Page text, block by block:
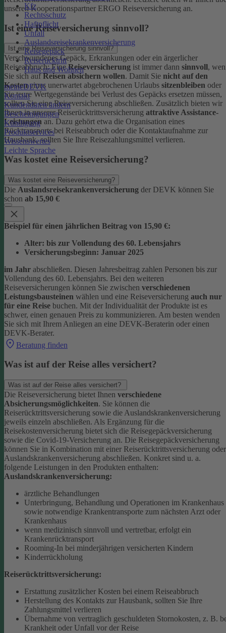
Kfz
Rechtsschutz
Haftpflicht
Unfall
Auslandsreisekrankenversicherung
Reisegepäck
Reiserücktritt
Haus und Wohnen
meineDEVK
Kontakt
Kundendaten ändern
Bescheinigungen
Kündigung
Produktservices
Wissenswertes
Leichte Sprache
unseren Kooperationspartner ERGO Reiseversicherung an.
Ist eine Reiseversicherung sinnvoll?
Ist eine Reiseversicherung sinnvoll?
Verschwundenes Gepäck, Erkrankungen oder ein ärgerlicher
Reiseabbruch: EineReiseversicherung ist immer dann sinnvoll,
Sie sich aufReisen absichern wollen. Damit Sie nicht auf den
Kosteneines unerwartet abgebrochenen Urlaubs sitzenbleiben oder
Sie teure Wertgegenstände bei Verlust des Gepäcks ersetzen müssen,
sollten Sie eine Reiseversicherung abschließen. Zusätzlich bieten wir
Ihnen in unserer Reiserücktrittsversicherung attraktive Assistance-
Leistungen an. Dazu gehört etwa die Organisation eines
Rücktransports bei Reiseabbruch oder die Kontaktaufnahme zur
Hausbank, sollten Sie Ihre Reisezahlungsmittel verlieren.
Was kostet eine Reiseversicherung?
Was kostet eine Reiseversicherung?
Die Auslandsreisekrankenversicherung der DEVK können Sie
schon ab 15,90 €
Beispiel für einen jährlichen Beitrag von 15,90 €:
Alter: bis zur Vollendung des 60. Lebensjahrs
Versicherungsbeginn: Januar 2025
im Jahr abschließen. Diesen Jahresbeitrag zahlen Personen bis zur
Vollendung des 60. Lebensjahrs. Bei den weiteren
Reiseversicherungen können Sie zwischen verschiedenen
Leistungsbausteinen wählen und eine Reiseversicherung auch nur
für eine Reise buchen. Mit der Individualität der Produkte ist es
schwer, einen genauen Preis zu kommunizieren. Am besten wenden
Sie sich mit Ihrem Anliegen an eine DEVK-Beraterin oder einen
DEVK-Berater.
Beratung finden
Was ist auf der Reise alles versichert?
Was ist auf der Reise alles versichert?
Die Reiseversicherung bietet Ihnen verschiedene
Absicherungsmöglichkeiten. Sie können die
Reiserücktrittsversicherung sowie die Auslandskrankenversicherung
jeweils einzeln abschließen. Als Ergänzung für die
Reisekostenversicherung bietet sich die Reisegepäckversicherung
sowie die Covid-19-Versicherung an. Die Reisegepäckversicherung
können Sie in Kombination mit einer Reiserücktrittsversicherung oder
Auslandskrankenversicherung abschließen. Konkret sind u. a.
folgende Leistungen in den Produkten enthalten:
Auslandskrankenversicherung:
ärztliche Behandlungen
Unterbringung, Behandlung und Operationen im Krankenhaus
sowie notwendige Krankentransporte zum nächsten Arzt oder
Krankenhaus
wenn medizinisch sinnvoll und vertretbar, erfolgt ein
Krankenrücktransport
Rooming-In bei minderjährigen versicherten Kindern
Kinderrückholung
Reiserücktrittsversicherung:
Erstattung zusätzlicher Kosten bei einem Reiseabbruch
Herstellung des Kontakts zur Hausbank, sollten Sie Ihre
Zahlungsmittel verlieren
Übernahme von vertraglich geschuldeten Stornokosten, z. B.
Krankheit oder Unfall vor der Reise